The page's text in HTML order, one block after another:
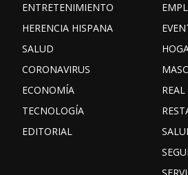
ENTRETENIMIENTO
HERENCIA HISPANA
SALUD
CORONAVIRUS
ECONOMÍA
TECNOLOGÍA
EDITORIAL